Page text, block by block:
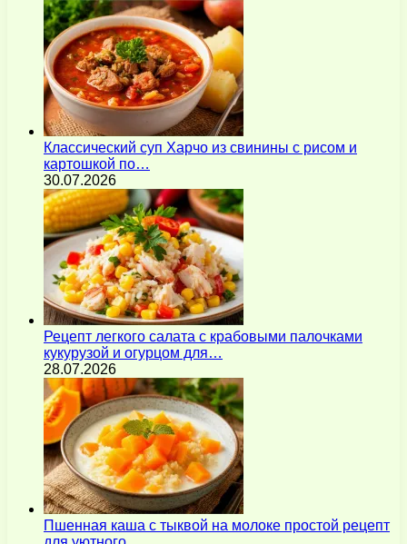
Классический суп Харчо из свинины с рисом и
картошкой по…
30.07.2026
Рецепт легкого салата с крабовыми палочками
кукурузой и огурцом для…
28.07.2026
Пшенная каша с тыквой на молоке простой рецепт